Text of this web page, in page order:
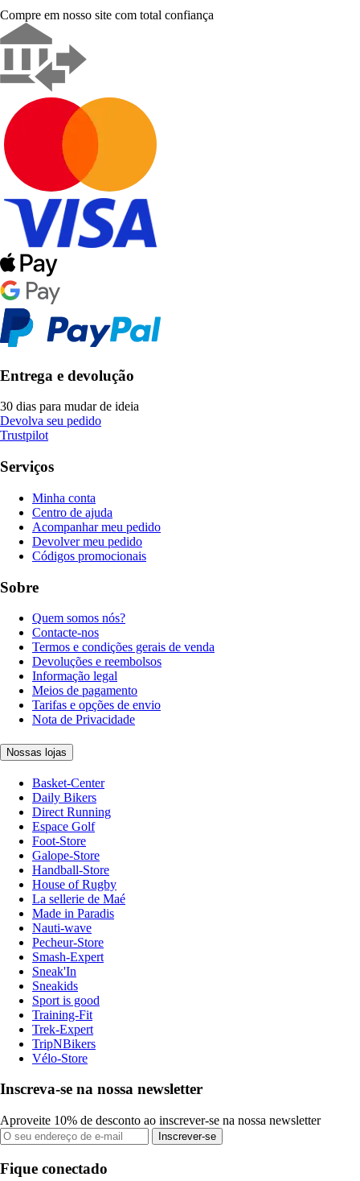
Compre em nosso site com total confiança
Entrega e devolução
30 dias para mudar de ideia
Devolva seu pedido
Trustpilot
Serviços
Minha conta
Centro de ajuda
Acompanhar meu pedido
Devolver meu pedido
Códigos promocionais
Sobre
Quem somos nós?
Contacte-nos
Termos e condições gerais de venda
Devoluções e reembolsos
Informação legal
Meios de pagamento
Tarifas e opções de envio
Nota de Privacidade
Nossas lojas
Basket-Center
Daily Bikers
Direct Running
Espace Golf
Foot-Store
Galope-Store
Handball-Store
House of Rugby
La sellerie de Maé
Made in Paradis
Nauti-wave
Pecheur-Store
Smash-Expert
Sneak'In
Sneakids
Sport is good
Training-Fit
Trek-Expert
TripNBikers
Vélo-Store
Inscreva-se na nossa newsletter
Aproveite 10% de desconto ao inscrever-se na nossa newsletter
Inscrever-se
Fique conectado